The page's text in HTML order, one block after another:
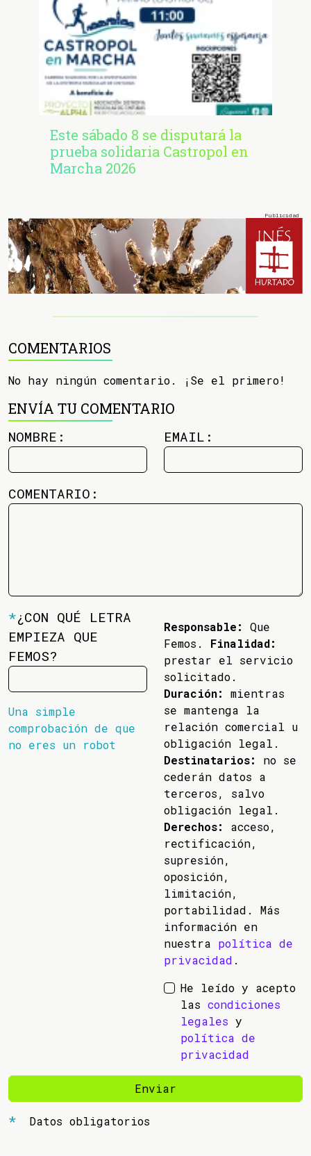
Este sábado 8 se disputará la
prueba solidaria Castropol en
Marcha 2026
COMENTARIOS
No hay ningún comentario. ¡Se el primero!
ENVÍA TU COMENTARIO
NOMBRE: EMAIL:
COMENTARIO:
*¿CON QUÉ LETRA
EMPIEZA QUE
FEMOS?
Una simple
comprobación de que
no eres un robot
Responsable:
Que
Femos. Finalidad:
prestar el servicio
solicitado.
Duración:
mientras
se mantenga la
relación comercial u
obligación legal.
Destinatarios:
no se
cederán datos a
terceros, salvo
obligación legal.
Derechos:
acceso,
rectificación,
supresión,
oposición,
limitación,
portabilidad. Más
información en
nuestra política de
privacidad .
He leído y acepto
las condiciones
legales y
política de
privacidad
Enviar
Datos obligatorios